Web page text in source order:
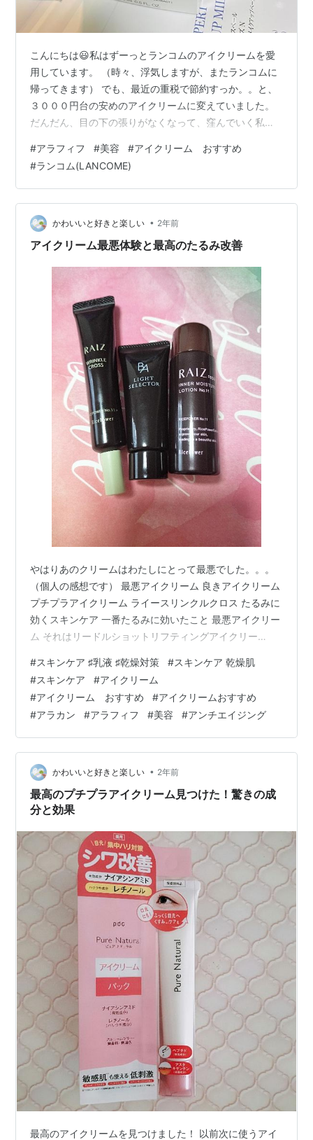
こんにちは😃私はずーっとランコムのアイクリームを愛
用しています。 （時々、浮気しますが、またランコムに
帰ってきます） でも、最近の重税で節約すっか。。と、
３０００円台の安めのアイクリームに変えていました。
だんだん、目の下の張りがなくなって、窪んでいく私の
PayPay払いも出来る。 買っちゃいました。 おまけもい
っぱい付いてきます！ ¥9130なり。 綺麗な素肌をみて心
の栄養にする値段です。 ちなみにアイクリームを塗った
ら、ポーラのリンクルショット上塗りはもう3年ぐらいや
ってます😊
#アラフィフ #美容 #アイクリーム おすすめ
#ランコム(LANCOME)
かわいいと好きと楽しい • 2年前
アイクリーム最悪体験と最高のたるみ改善
やはりあのクリームはわたしにとって最悪でした。。。
（個人の感想です） 最悪アイクリーム 良きアイクリーム
プチプラアイクリーム ライースリンクルクロス たるみに
効くスキンケア 一番たるみに効いたこと 最悪アイクリー
ム それはリードルショットリフティングアイクリー
かったんです。痛いし色々考えて早々にやめたんですけ
ど、アイクリームの方はあまりチクチクしなくてもしか
して使えるかも？とおもい朝用のアイクリームがなくな
った時点で使ってみたんです。やはりチクチクしな
い。。で、3日間使ったところで痛いーーーー！まぶたが
痛いよーーーー！ 乾燥するーーーー！や…
#スキンケア ♯乳液 ♯乾燥対策 #スキンケア 乾燥肌
#スキンケア #アイクリーム
#アイクリーム おすすめ #アイクリームおすすめ
#アラカン #アラフィフ #美容 #アンチエイジング
かわいいと好きと楽しい • 2年前
最高のプチプラアイクリーム見つけた！驚きの成
分と効果
最高のアイクリームを見つけました！ 以前次に使うアイ